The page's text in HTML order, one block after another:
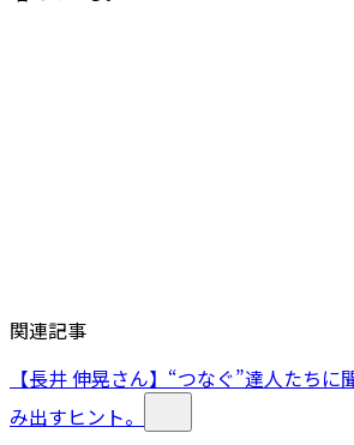
関連記事
【長井 伸晃さん】“つなぐ”達人たち
み出すヒント。